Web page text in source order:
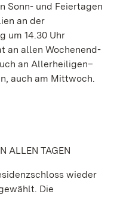
Sonn- und Feiertagen
an der
um 14.30 Uhr
an allen Wochenend-
an Allerheiligen–
auch am Mittwoch.
ALLEN TAGEN
wieder
Die